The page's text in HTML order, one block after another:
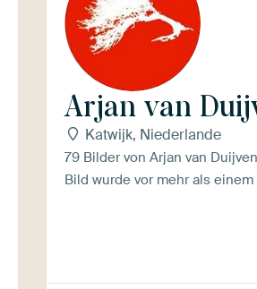
Arjan van
Katwijk, Niederlande
79 Bilder von Arjan van
Bild wurde vor mehr als